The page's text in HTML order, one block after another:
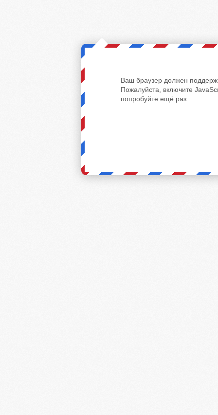
Ваш браузер должен
Пожалуйста, включите
попробуйте ещё раз